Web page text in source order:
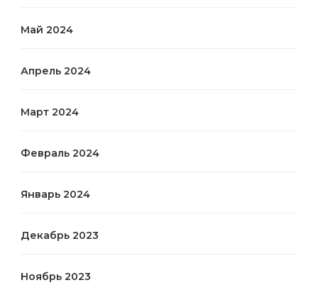
Май 2024
Апрель 2024
Март 2024
Февраль 2024
Январь 2024
Декабрь 2023
Ноябрь 2023